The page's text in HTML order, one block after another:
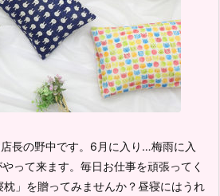
長の野中です。 6月に入り…梅雨に入
って来ます。 毎日お仕事を頑張ってく
」を贈ってみませんか？昼寝にはうれ